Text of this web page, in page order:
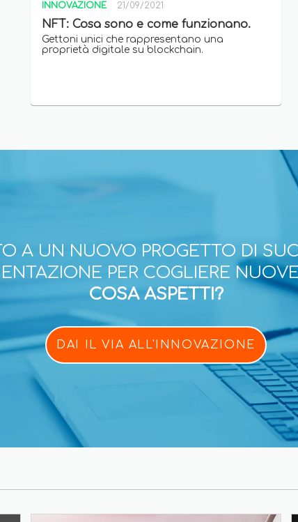
INNOVAZIONE 21/09/2021
NFT: Cosa sono e come funzionano.
Gettoni unici che rappresentano una
proprietà digitale su blockchain.
A UN NUOVO PROGETTO DI
PER COGLIERE
COSA ASPETTI?
DAI IL VIA ALL'INNOVAZIONE